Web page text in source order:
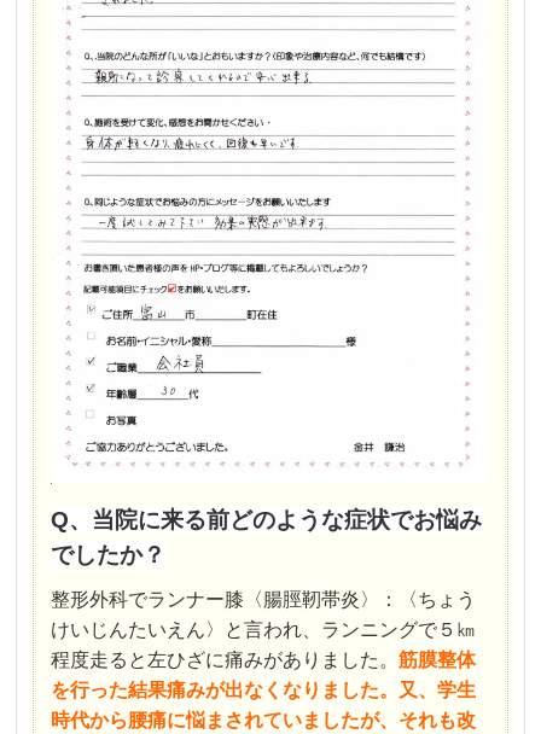
Q、当院に来る前どのような症状でお悩み
でしたか？
整形外科でランナー膝〈腸脛靭帯炎〉：〈ちょう
けいじんたいえん〉と言われ、ランニングで５㎞
程度走ると左ひざに痛みがありました。筋膜整体
を行った結果痛みが出なくなりました。又、学生
時代から腰痛に悩まされていましたが、それも改